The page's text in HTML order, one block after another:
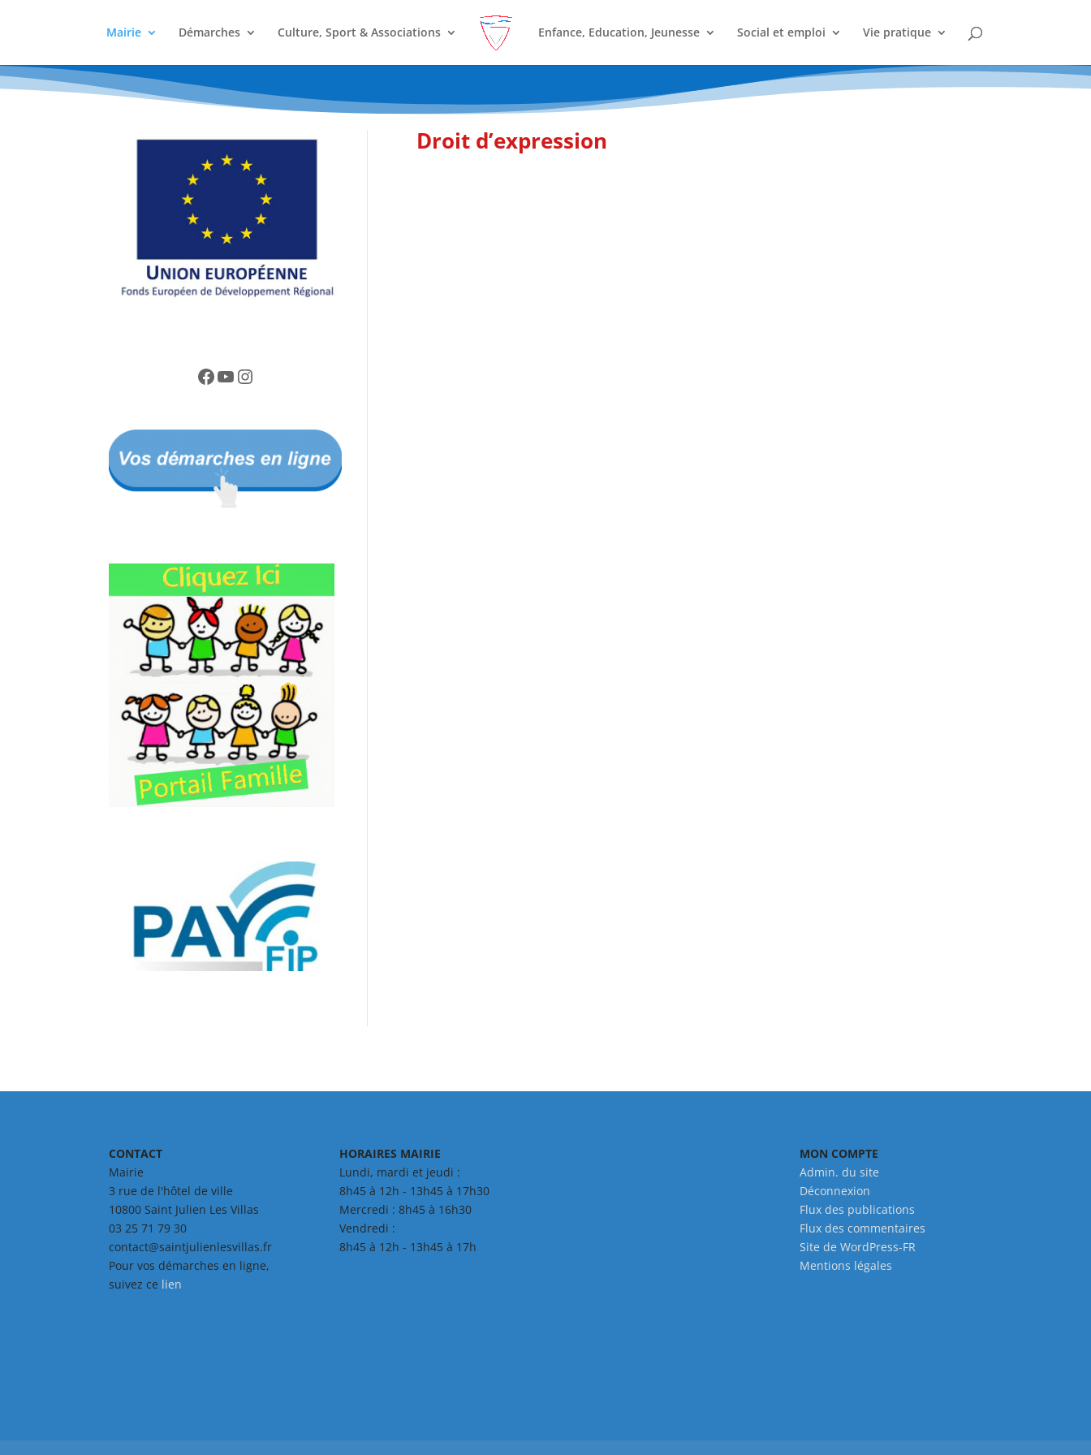
Mairie Démarches Culture, Sport & Associations Enfance, Education, Jeunesse Social et emploi Vie pratique
Facebook
YouTube
Instagram
Droit d’expression
CONTACT
Mairie
3 rue de l'hôtel de ville
10800 Saint Julien Les Villas
03 25 71 79 30
contact@saintjulienlesvillas.fr
Pour vos démarches en ligne,
suivez ce lien
HORAIRES MAIRIE
Lundi, mardi et jeudi :
8h45 à 12h - 13h45 à 17h30
Mercredi : 8h45 à 16h30
Vendredi :
8h45 à 12h - 13h45 à 17h
MON COMPTE
Admin. du site
Déconnexion
Flux des publications
Flux des commentaires
Site de WordPress-FR
Mentions légales